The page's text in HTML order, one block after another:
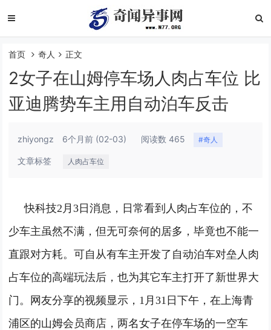
首页 奇人 正文
2女子在山姆停车场人肉占车位 比
亚迪腾势车主用自动泊车反击
zhiyongz 6个月前 (02-03) 阅读数 465 #奇人
文章标签 人肉占车位
快科技2月3日消息，日常看到人肉占车位的，不
少车主虽然不满，但无可奈何的居多，毕竟也不能一
直跟对方耗。可自从有车主开发了自动泊车对垒人肉
占车位的高端玩法后，也为其它车主打开了新世界大
门。
网友分享的视频显示，1月31日下午，在上海青
浦区的山姆会员商店，两名女子在停车场的一空车